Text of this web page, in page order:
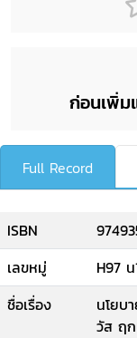
ก่อนเพิ่ม
Full Record
ISBN
เลขหมู่
H97
ชื่อเรื่อง
นโยบ
วัส ฤ